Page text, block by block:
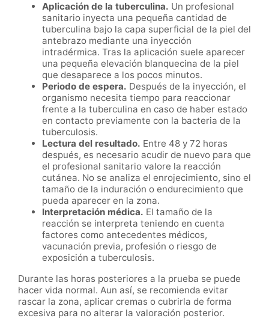
Aplicación de la tuberculina. Un profesional
sanitario inyecta una pequeña cantidad de
tuberculina bajo la capa superficial de la piel del
antebrazo mediante una inyección
intradérmica. Tras la aplicación suele aparecer
una pequeña elevación blanquecina de la piel
que desaparece a los pocos minutos.
Periodo de espera. Después de la inyección, el
organismo necesita tiempo para reaccionar
frente a la tuberculina en caso de haber estado
en contacto previamente con la bacteria de la
tuberculosis.
Lectura del resultado. Entre 48 y 72 horas
después, es necesario acudir de nuevo para que
el profesional sanitario valore la reacción
cutánea. No se analiza el enrojecimiento, sino el
tamaño de la induración o endurecimiento que
pueda aparecer en la zona.
Interpretación médica. El tamaño de la
reacción se interpreta teniendo en cuenta
factores como antecedentes médicos,
vacunación previa, profesión o riesgo de
exposición a tuberculosis.
Durante las horas posteriores a la prueba se puede
hacer vida normal. Aun así, se recomienda evitar
rascar la zona, aplicar cremas o cubrirla de forma
excesiva para no alterar la valoración posterior.